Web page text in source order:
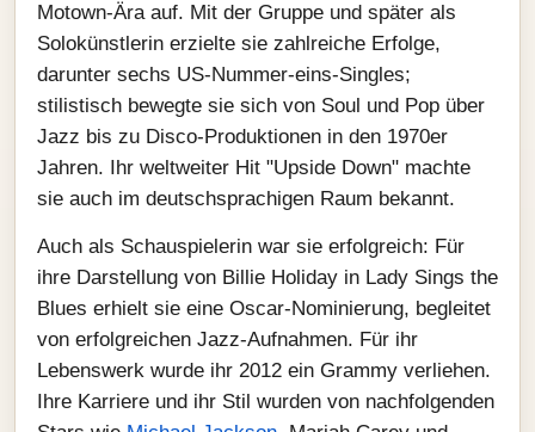
Motown‑Ära auf. Mit der Gruppe und später als
Solokünstlerin erzielte sie zahlreiche Erfolge,
darunter sechs US‑Nummer‑eins‑Singles;
stilistisch bewegte sie sich von Soul und Pop über
Jazz bis zu Disco‑Produktionen in den 1970er
Jahren. Ihr weltweiter Hit "Upside Down" machte
sie auch im deutschsprachigen Raum bekannt.
Auch als Schauspielerin war sie erfolgreich: Für
ihre Darstellung von Billie Holiday in Lady Sings the
Blues erhielt sie eine Oscar‑Nominierung, begleitet
von erfolgreichen Jazz‑Aufnahmen. Für ihr
Lebenswerk wurde ihr 2012 ein Grammy verliehen.
Ihre Karriere und ihr Stil wurden von nachfolgenden